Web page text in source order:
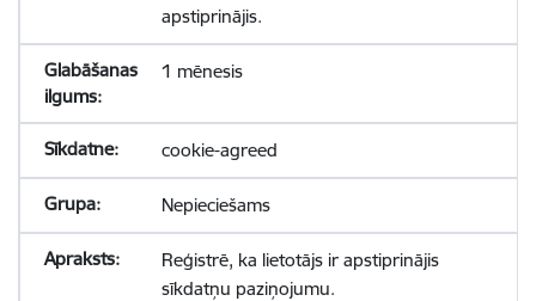
apstiprinājis.
1 mēnesis
cookie-agreed
Nepieciešams
Reģistrē, ka lietotājs ir apstiprinājis
sīkdatņu paziņojumu.